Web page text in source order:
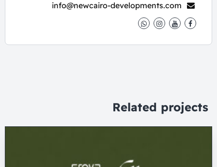
info@newcairo-developments.com
Related projects